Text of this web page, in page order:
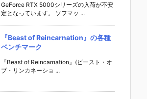
GeForce RTX 5000シリーズの入荷が不安
定となっています。 ソフマッ ...
『Beast of Reincarnation』の各種
ベンチマーク
『Beast of Reincarnation』(ビースト・オ
ブ・リンカネーショ ...